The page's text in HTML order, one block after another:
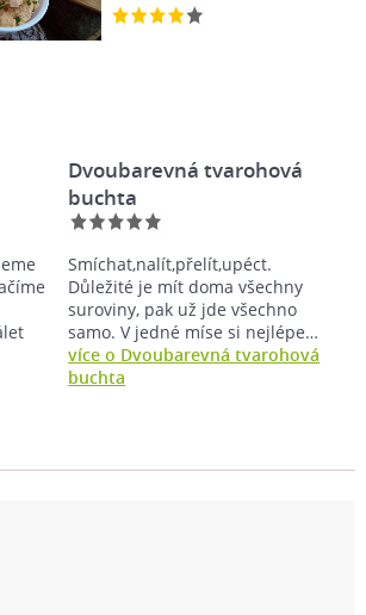
Dvoubarevná tvarohová
buchta
Smíchat,nalít,přelít,upéct.
Důležité je mít doma všechny
suroviny, pak už jde všechno
samo. V jedné míse si nejlépe…
více o Dvoubarevná tvarohová
buchta